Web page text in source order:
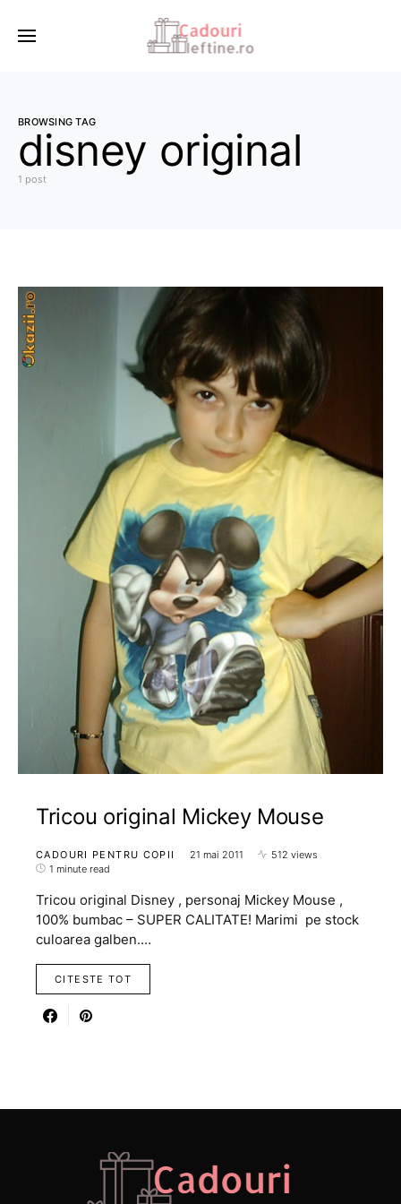
BROWSING TAG
disney original
1 post
Tricou original Mickey Mouse
CADOURI PENTRU COPII 21 mai 2011
512 views
1 minute read
Tricou original Disney , personaj Mickey Mouse ,
100% bumbac – SUPER CALITATE! Marimi pe stock
culoarea galben.…
CITESTE TOT